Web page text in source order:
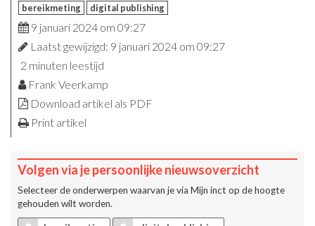
bereikmeting digital publishing
9 januari 2024 om 09:27
Laatst gewijzigd: 9 januari 2024 om 09:27
2 minuten leestijd
Frank Veerkamp
Download artikel als PDF
Print artikel
Volgen via je persoonlijke nieuwsoverzicht
Selecteer de onderwerpen waarvan je via Mijn inct op de hoogte
gehouden wilt worden.